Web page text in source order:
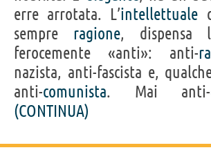
erre arrotata. L’intellettuale
sempre ragione, dispensa
ferocemente «anti»: anti-
nazista, anti-fascista e,
anti-comunista. Mai anti-
(CONTINUA)